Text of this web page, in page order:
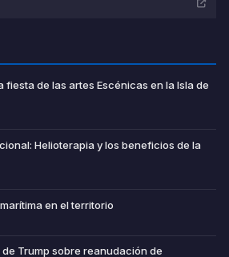
fiesta de las artes Escénicas en la Isla de
Helioterapia y los beneficios de la
en el territorio
Trump sobre reanudación de